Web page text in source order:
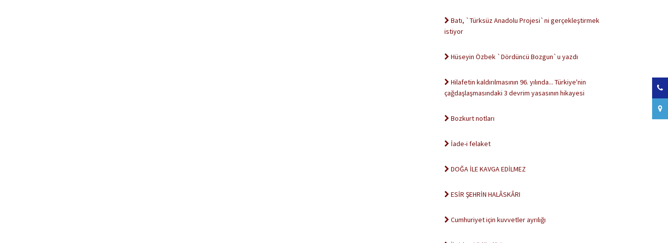
Batı, `Türksüz Anadolu Projesi`ni gerçekleştirmek
istiyor
Hüseyin Özbek `Dördüncü Bozgun`u yazdı
Hilafetin kaldırılmasının 96. yılında... Türkiye'nin
çağdaşlaşmasındaki 3 devrim yasasının hikayesi
Bozkurt notları
İade-i felaket
DOĞA İLE KAVGA EDİLMEZ
ESİR ŞEHRİN HALÂSKÂRI
Cumhuriyet için kuvvetler ayrılığı